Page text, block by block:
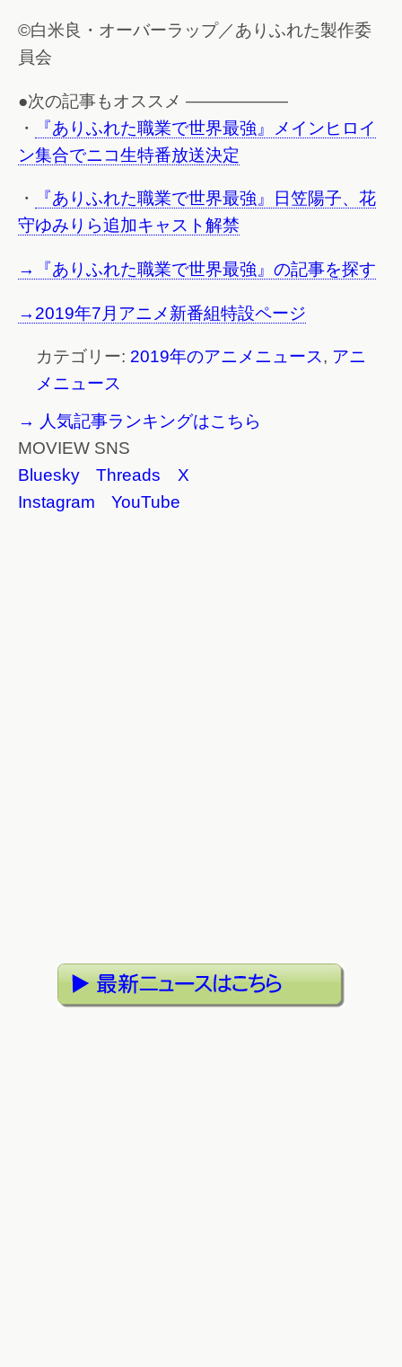
©白米良・オーバーラップ／ありふれた製作委
員会
●次の記事もオススメ ——————
・
『ありふれた職業で世界最強』メインヒロイ
ン集合でニコ生特番放送決定
・
『ありふれた職業で世界最強』日笠陽子、花
守ゆみりら追加キャスト解禁
→『ありふれた職業で世界最強』の記事を探す
→2019年7月アニメ新番組特設ページ
カテゴリー: 2019年のアニメニュース, アニ
メニュース
→ 人気記事ランキングはこちら
MOVIEW SNS
Bluesky
Threads
X
Instagram
YouTube